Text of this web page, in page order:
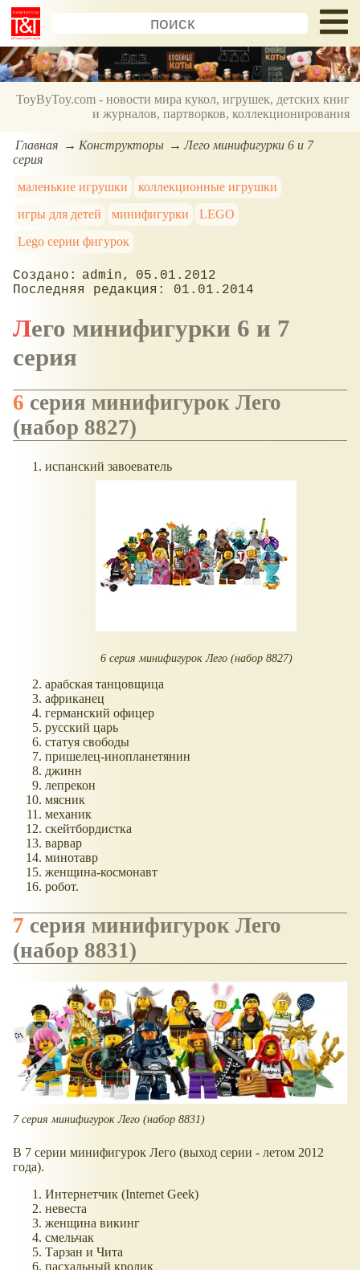
ToyByToy.com - новости мира кукол, игрушек, детских книг
и журналов, партворков, коллекционирования
Главная Конструкторы
Лего минифигурки 6 и 7
серия
маленькие игрушки
коллекционные игрушки
игры для детей
минифигурки
LEGO
Lego серии фигурок
admin
05.01.2012
01.01.2014
Лего минифигурки 6 и 7
серия
6 серия минифигурок Лего
(набор 8827)
испанский завоеватель
6 серия минифигурок Лего (набор 8827)
арабская танцовщица
африканец
германский офицер
русский царь
статуя свободы
пришелец-инопланетянин
джинн
лепрекон
мясник
механик
скейтбордистка
варвар
минотавр
женщина-космонавт
робот.
7 серия минифигурок Лего
(набор 8831)
7 серия минифигурок Лего (набор 8831)
В 7 серии минифигурок Лего (выход серии - летом 2012
года).
Интернетчик (Internet Geek)
невеста
женщина викинг
смельчак
Тарзан и Чита
пасхальный кролик